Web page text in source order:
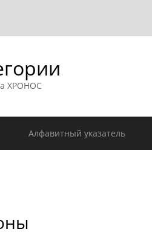
ХРОНОС
Алфавитный указатель